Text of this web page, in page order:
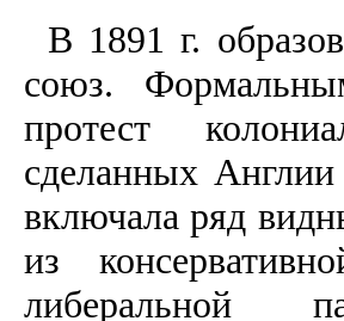
В 1891 г.
союз.
протест
сделанных
включала ряд
из
либеральной